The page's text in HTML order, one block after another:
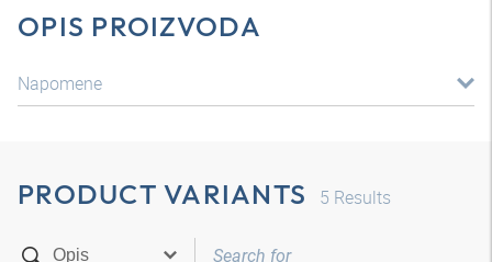
OPIS PROIZVODA
Napomene
PRODUCT VARIANTS 5 Results